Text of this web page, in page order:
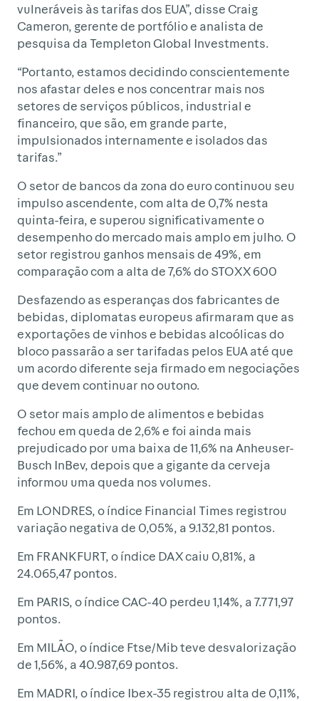
vulneráveis às tarifas dos EUA”, disse Craig
Cameron, gerente de portfólio e analista de
pesquisa da Templeton Global Investments.
“Portanto, estamos decidindo conscientemente
nos afastar deles e nos concentrar mais nos
setores de serviços públicos, industrial e
financeiro, que são, em grande parte,
impulsionados internamente e isolados das
tarifas.”
O setor de bancos da zona do euro continuou seu
impulso ascendente, com alta de 0,7% nesta
quinta-feira, e superou significativamente o
desempenho do mercado mais amplo em julho. O
setor registrou ganhos mensais de 49%, em
comparação com a alta de 7,6% do STOXX 600
Desfazendo as esperanças dos fabricantes de
bebidas, diplomatas europeus afirmaram que as
exportações de vinhos e bebidas alcoólicas do
bloco passarão a ser tarifadas pelos EUA até que
um acordo diferente seja firmado em negociações
que devem continuar no outono.
O setor mais amplo de alimentos e bebidas
fechou em queda de 2,6% e foi ainda mais
prejudicado por uma baixa de 11,6% na Anheuser-
Busch InBev, depois que a gigante da cerveja
informou uma queda nos volumes.
Em LONDRES, o índice Financial Times registrou
variação negativa de 0,05%, a 9.132,81 pontos.
Em FRANKFURT, o índice DAX caiu 0,81%, a
24.065,47 pontos.
Em PARIS, o índice CAC-40 perdeu 1,14%, a 7.771,97
pontos.
Em MILÃO, o índice Ftse/Mib teve desvalorização
de 1,56%, a 40.987,69 pontos.
Em MADRI, o índice Ibex-35 registrou alta de 0,11%,